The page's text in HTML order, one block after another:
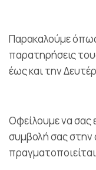
Παρακαλούμε
παρατηρήσεις
έως και την
Οφείλουμε να σας
συμβολή σας στην